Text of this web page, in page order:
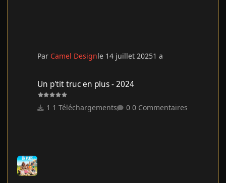
Par Camel Designle 14 juillet 20251 a
Un p'tit truc en plus - 2024
1 Téléchargements 0 Commentaires